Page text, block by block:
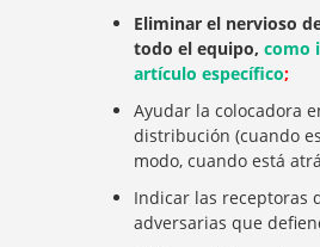
Eliminar el nervioso
todo el equipo,como
artículo específico;
Ayudar la colocadora
distribución (cuando
modo, cuando está
Indicar las receptoras
adversarias que